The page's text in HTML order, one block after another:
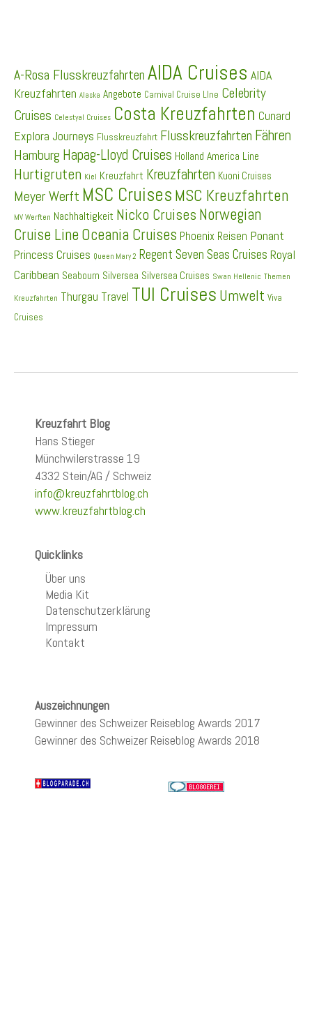
A-Rosa Flusskreuzfahrten AIDA Cruises AIDA
Kreuzfahrten Alaska Angebote Carnival Cruise LIne Celebrity
Cruises Celestyal Cruises Costa Kreuzfahrten Cunard
Explora Journeys Flusskreuzfahrt Flusskreuzfahrten Fähren
Hamburg Hapag-Lloyd Cruises Holland America Line
Hurtigruten Kiel Kreuzfahrt Kreuzfahrten Kuoni Cruises
Meyer Werft MSC Cruises MSC Kreuzfahrten
MV Werften Nachhaltigkeit Nicko Cruises Norwegian
Cruise Line Oceania Cruises Phoenix Reisen Ponant
Princess Cruises Queen Mary 2 Regent Seven Seas Cruises Royal
Caribbean Seabourn Silversea Silversea Cruises Swan Hellenic Themen
Kreuzfahrten Thurgau Travel TUI Cruises Umwelt Viva
Cruises
Kreuzfahrt Blog
Hans Stieger
Münchwilerstrasse 19
4332 Stein/AG / Schweiz
info@kreuzfahrtblog.ch
www.kreuzfahrtblog.ch
Quicklinks
Über uns
Media Kit
Datenschutzerklärung
Impressum
Kontakt
Auszeichnungen
Gewinner des Schweizer Reiseblog Awards 2017
Gewinner des Schweizer Reiseblog Awards 2018